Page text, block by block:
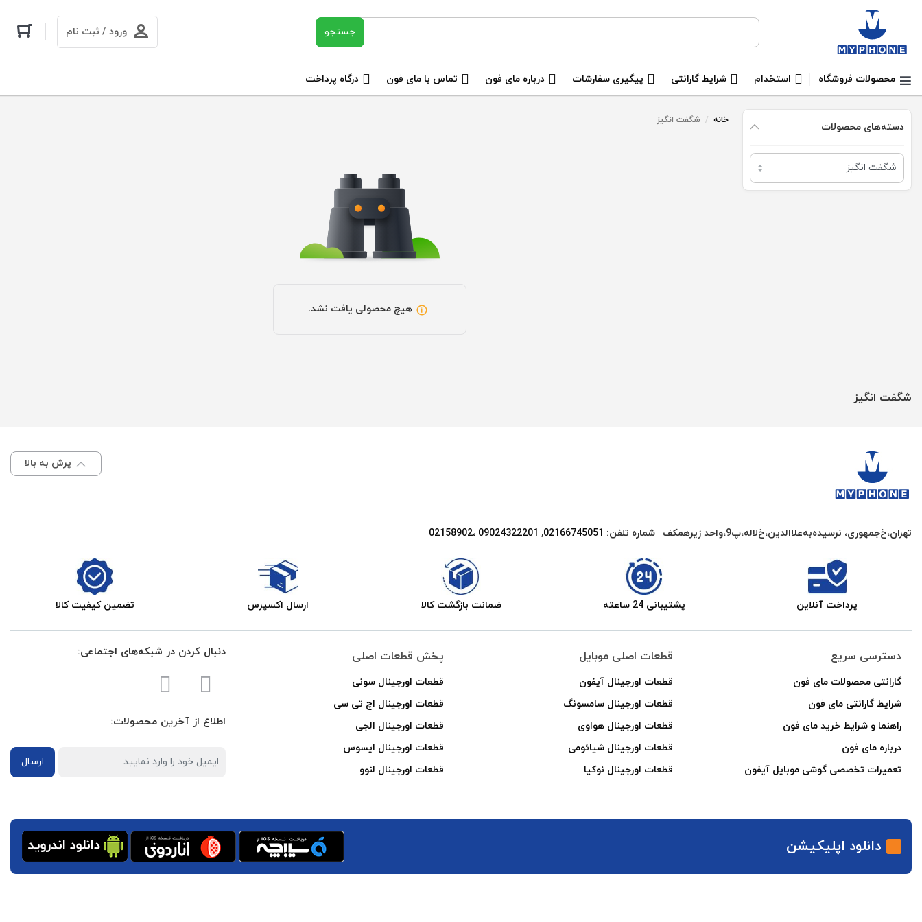
ورود / ثبت نام
محصولات فروشگاه استخدام شرایط گارانتی پیگیری سفارشات درباره مای فون تماس با مای فون درگاه پرداخت
دسته‌های محصولات
خانه / شگفت انگیز
هیچ محصولی یافت نشد.
شگفت انگیز
پرش به بالا
تهران،خ‌جمهوری، نرسیده‌به‌علاالدین،‌خ‌لاله،‌پ9،واحد زیرهمکف شماره تلفن: 02166745051‌
, 09024322201 ،02158902
پرداخت آنلاین پشتیبانی 24 ساعته ضمانت بازگشت کالا ارسال اکسپرس تضمین کیفیت کالا
دسترسی سریع
گارانتی محصولات مای فون
شرایط گارانتی مای فون
راهنما و شرایط خرید مای فون
درباره مای فون
تعمیرات تخصصی گوشی موبایل آیفون
قطعات اصلی موبایل
قطعات اورجینال آیفون
قطعات اورجینال سامسونگ
قطعات اورجینال هواوی
قطعات اورجینال شیائومی
قطعات اورجینال نوکیا
پخش قطعات اصلی
قطعات اورجینال سونی
قطعات اورجینال اچ تی سی
قطعات اورجینال الجی
قطعات اورجینال ایسوس
قطعات اورجینال لنوو
دنبال کردن در شبکه‌های اجتماعی:
اطلاع از آخرین محصولات:
ارسال
دانلود اپلیکیشن